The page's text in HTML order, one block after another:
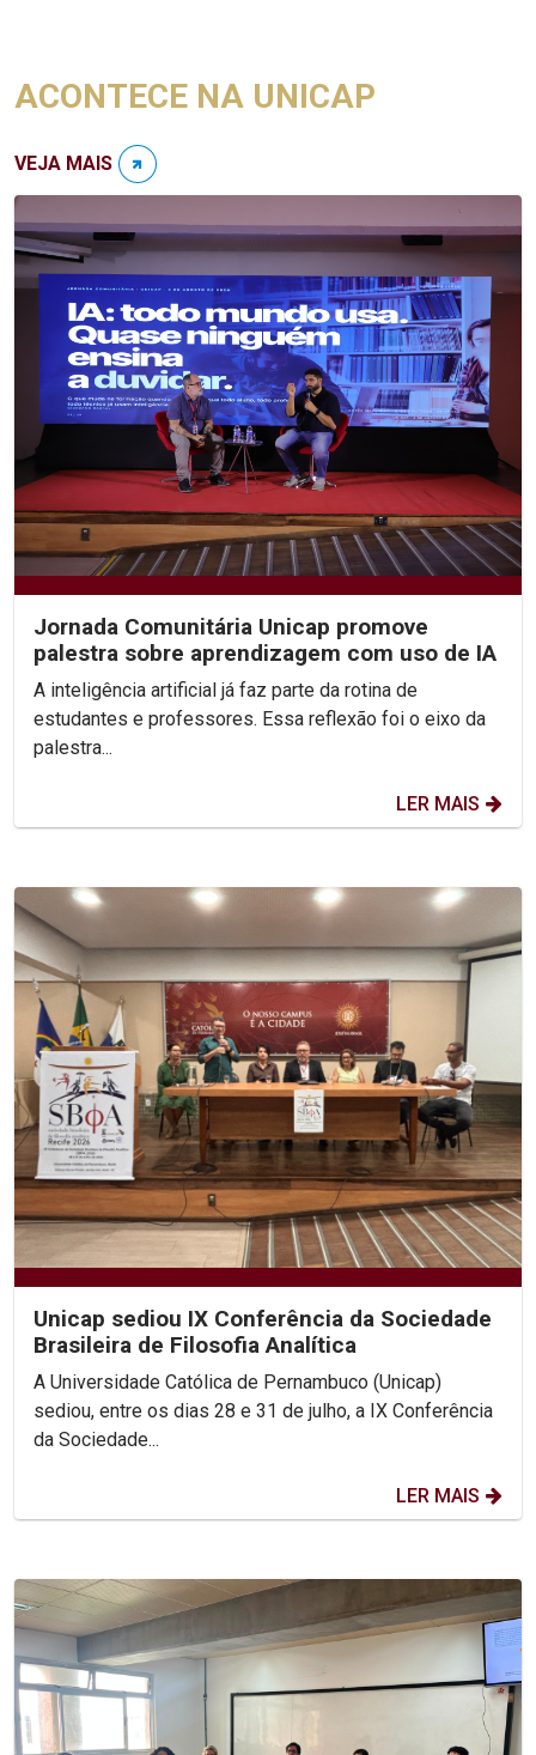
ACONTECE NA UNICAP
VEJA MAIS
Jornada Comunitária Unicap promove
palestra sobre aprendizagem com uso de IA
A inteligência artificial já faz parte da rotina de
estudantes e professores. Essa reflexão foi o eixo da
palestra...
LER MAIS
Unicap sediou IX Conferência da Sociedade
Brasileira de Filosofia Analítica
A Universidade Católica de Pernambuco (Unicap)
sediou, entre os dias 28 e 31 de julho, a IX Conferência
da Sociedade...
LER MAIS